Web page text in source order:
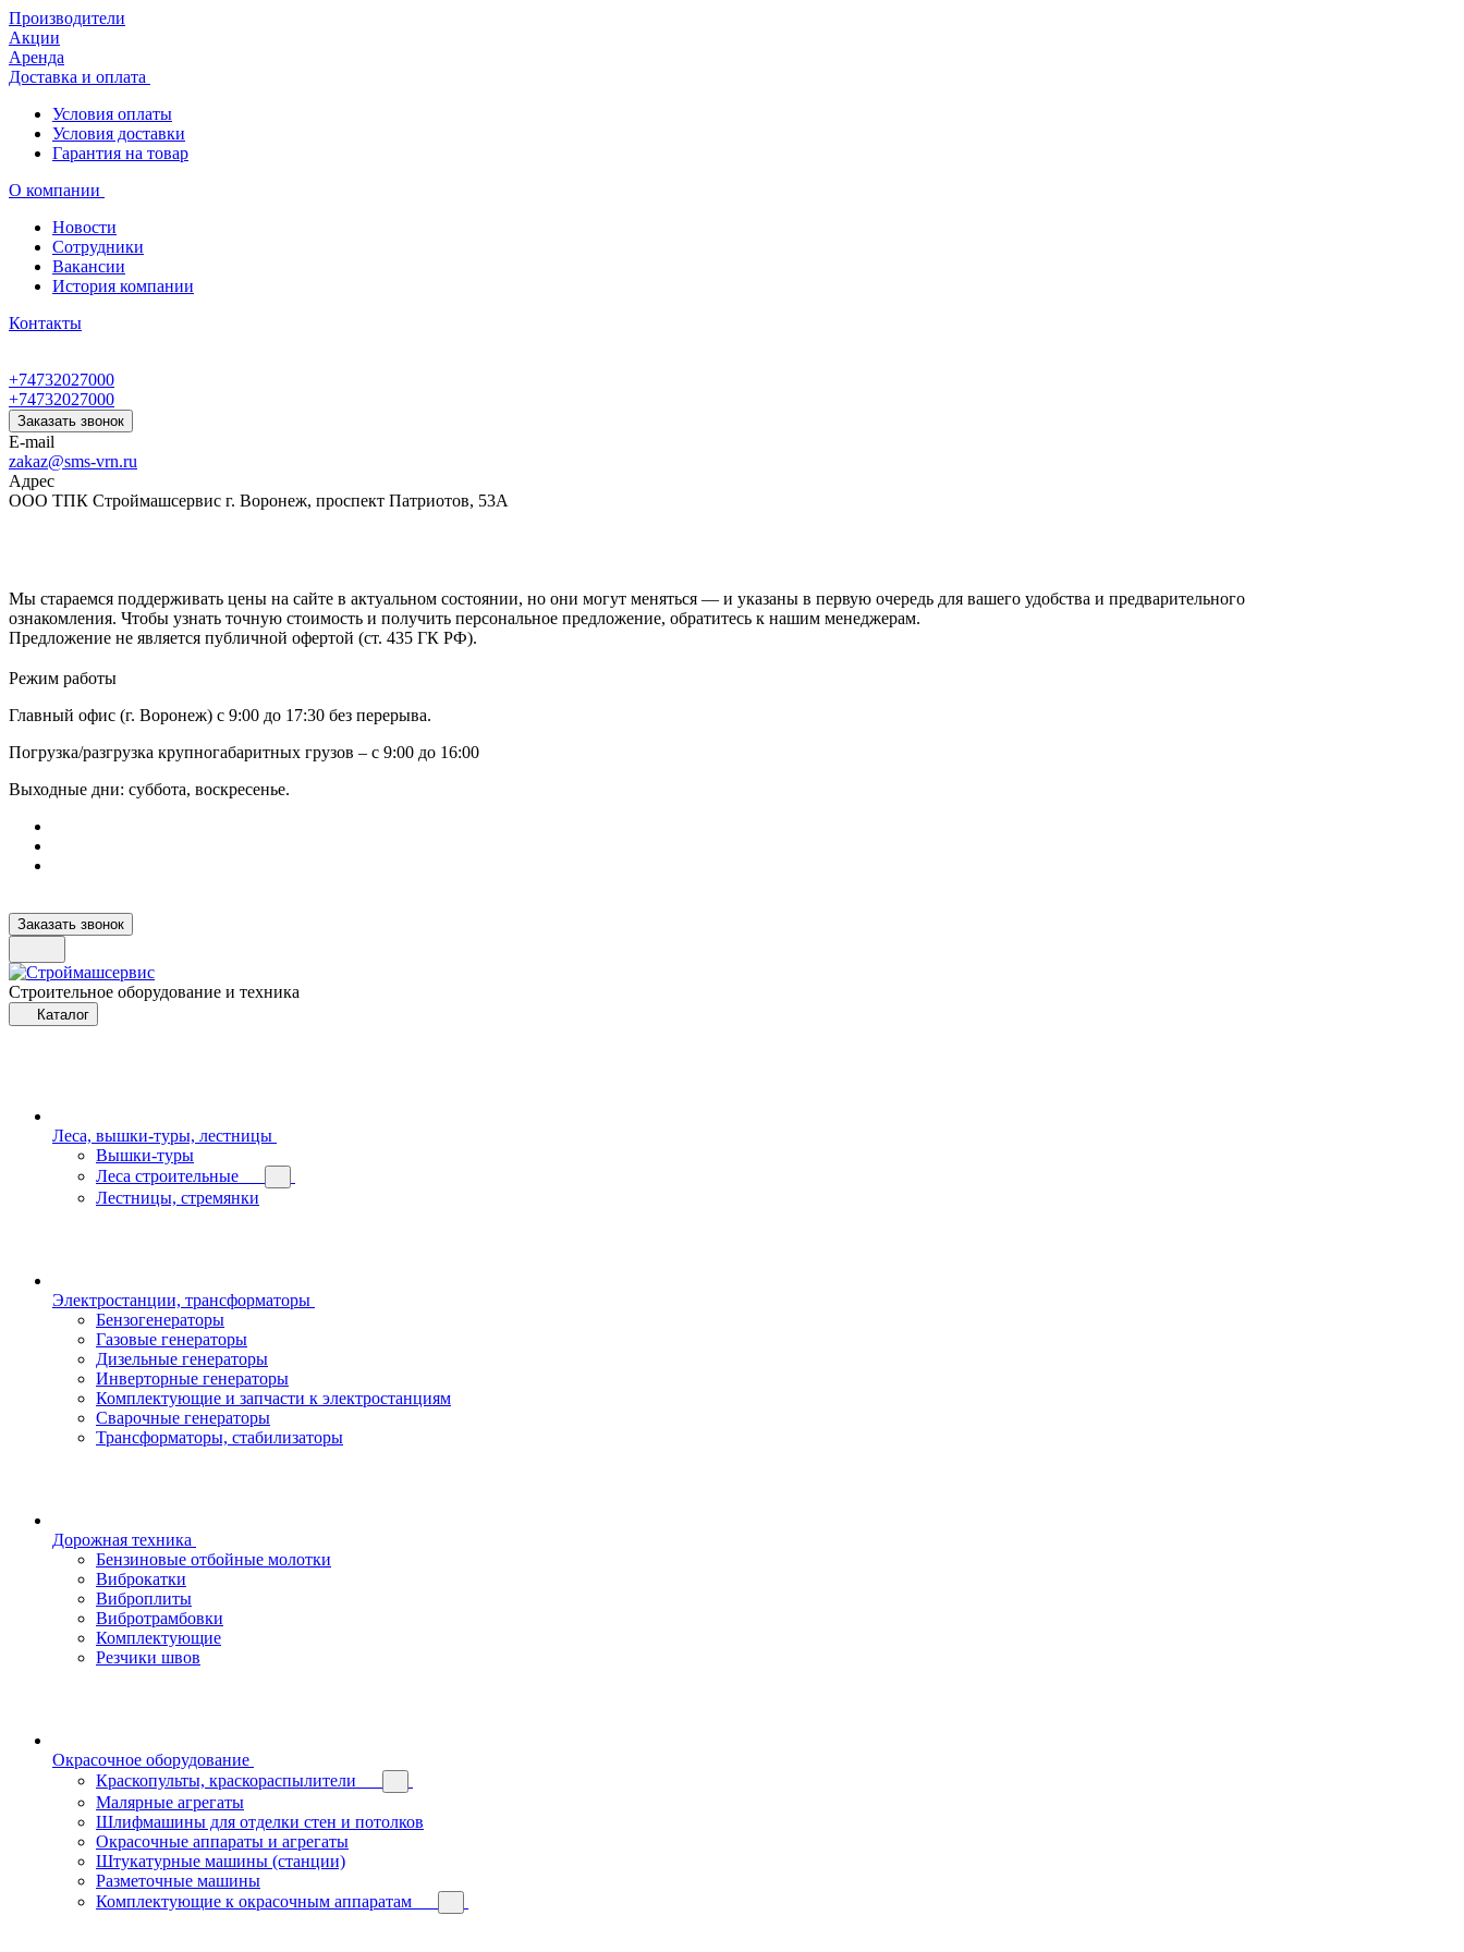
Производители
Акции
Аренда
Доставка и оплата
Условия оплаты
Условия доставки
Гарантия на товар
О компании
Новости
Сотрудники
Вакансии
История компании
Контакты
+74732027000
+74732027000
Заказать звонок
E-mail
zakaz@sms-vrn.ru
Адрес
ООО ТПК Строймашсервис г. Воронеж, проспект Патриотов, 53А
Мы стараемся поддерживать цены на сайте в актуальном состоянии, но они могут меняться — и указаны в первую очередь для вашего удобства и предварительного
ознакомления. Чтобы узнать точную стоимость и получить персональное предложение, обратитесь к нашим менеджерам.
Предложение не является публичной офертой (ст. 435 ГК РФ).
Режим работы
Главный офис (г. Воронеж) с 9:00 до 17:30 без перерыва.
Погрузка/разгрузка крупногабаритных грузов – с 9:00 до 16:00
Выходные дни: суббота, воскресенье.
Заказать звонок
Строительное оборудование и техника
Каталог
Леса, вышки-туры, лестницы
Вышки-туры
Леса строительные
Лестницы, стремянки
Электростанции, трансформаторы
Бензогенераторы
Газовые генераторы
Дизельные генераторы
Инверторные генераторы
Комплектующие и запчасти к электростанциям
Сварочные генераторы
Трансформаторы, стабилизаторы
Дорожная техника
Бензиновые отбойные молотки
Виброкатки
Виброплиты
Вибротрамбовки
Комплектующие
Резчики швов
Окрасочное оборудование
Краскопульты, краскораспылители
Малярные агрегаты
Шлифмашины для отделки стен и потолков
Окрасочные аппараты и агрегаты
Штукатурные машины (станции)
Разметочные машины
Комплектующие к окрасочным аппаратам